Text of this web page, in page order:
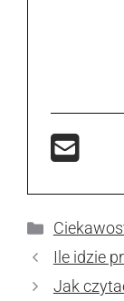
Kategorie
Ile idzie
Jak